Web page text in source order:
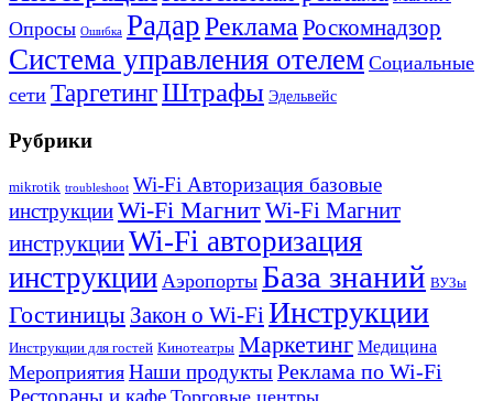
Опросы Ошибка РадарРеклама Роскомнадзор
Система управления отелем Социальные
сети ТаргетингШтрафы Эдельвейс
Рубрики
mikrotik troubleshoot Wi-Fi Авторизация базовые
инструкцииWi-Fi МагнитWi-Fi Магнит
инструкцииWi-Fi авторизация
инструкции Аэропорты База знаний ВУЗы
Гостиницы Закон о Wi-FiИнструкции
Инструкции для гостей Кинотеатры Маркетинг Медицина
Мероприятия Наши продуктыРеклама по Wi-Fi
Рестораны и кафе